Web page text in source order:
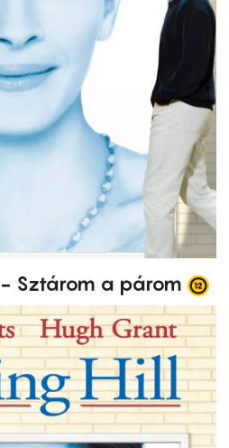
Sztárom a párom